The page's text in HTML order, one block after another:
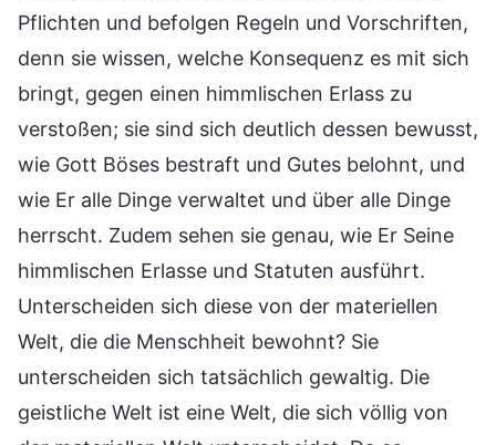
Pflichten und befolgen Regeln und Vorschriften,
denn sie wissen, welche Konsequenz es mit sich
bringt, gegen einen himmlischen Erlass zu
verstoßen; sie sind sich deutlich dessen bewusst,
wie Gott Böses bestraft und Gutes belohnt, und
wie Er alle Dinge verwaltet und über alle Dinge
herrscht. Zudem sehen sie genau, wie Er Seine
himmlischen Erlasse und Statuten ausführt.
Unterscheiden sich diese von der materiellen
Welt, die die Menschheit bewohnt? Sie
unterscheiden sich tatsächlich gewaltig. Die
geistliche Welt ist eine Welt, die sich völlig von